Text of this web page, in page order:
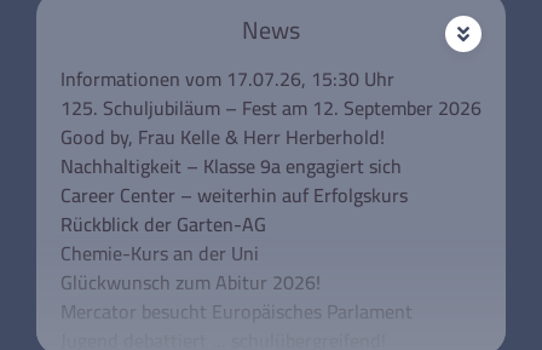
News
Informationen vom 17.07.26, 15:30 Uhr
125. Schuljubiläum – Fest am 12. September 2026
Good by, Frau Kelle & Herr Herberhold!
Nachhaltigkeit – Klasse 9a engagiert sich
Career Center – weiterhin auf Erfolgskurs
Rückblick der Garten-AG
Chemie-Kurs an der Uni
Glückwunsch zum Abitur 2026!
Mercator besucht Europäisches Parlament